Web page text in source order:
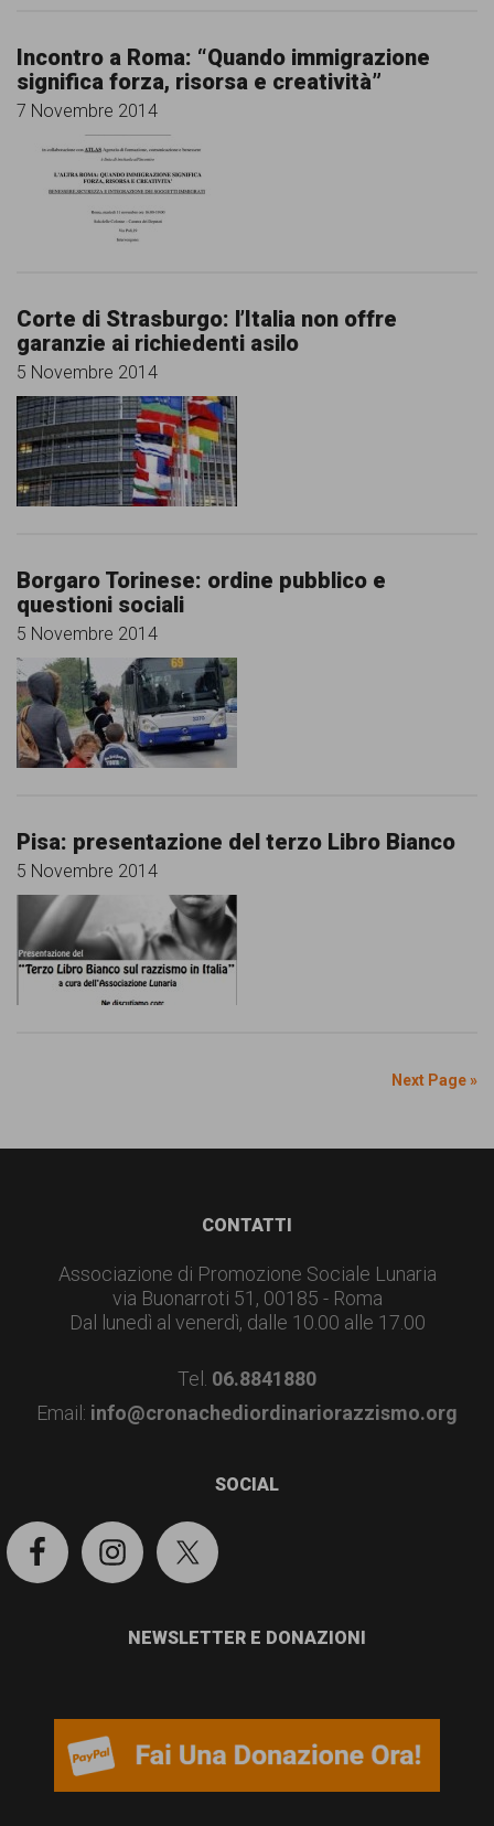
Incontro a Roma: “Quando immigrazione
significa forza, risorsa e creatività”
7 Novembre 2014
Corte di Strasburgo: l’Italia non offre
garanzie ai richiedenti asilo
5 Novembre 2014
Borgaro Torinese: ordine pubblico e
questioni sociali
5 Novembre 2014
Pisa: presentazione del terzo Libro Bianco
5 Novembre 2014
Next Page »
CONTATTI
Associazione di Promozione Sociale Lunaria
via Buonarroti 51, 00185 - Roma
Dal lunedì al venerdì, dalle 10.00 alle 17.00
Tel. 06.8841880
Email: info@cronachediordinariorazzismo.org
SOCIAL
NEWSLETTER E DONAZIONI